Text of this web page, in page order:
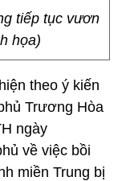
tiếp tục vươn
họa)
theo ý kiến
Trương Hòa
ngày
về việc bồi
miền Trung bị